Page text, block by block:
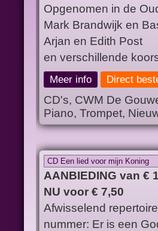
Opgenomen in de
Mark Brandwijk en
Arjan en Edith Post
en verschillende
Meer info Direct
CD's, CWM De
Piano, Trompet,
CD Een lied voor mijn Koning
AANBIEDING van €
NU voor € 7,50
Afwisselend
nummer: Er is een